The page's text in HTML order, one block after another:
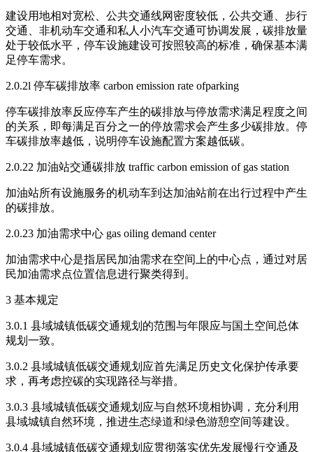
建设用地相对宽松、公共交通线网密度较低，公共交通、步行
交通、非机动车交通和私人小汽车交通可协调发展，碳排放量
处于较低水平，停车设施建设可按照较高的标准，确保基本满
足停车需求。
2.0.2l 停车碳排放率 carbon emission rate ofparking
停车碳排放率反应停车产生的碳排放与停放需求满足程度之间
的关系，即每满足百分之一的停放需求会产生多少碳排放。停
车碳排放率越低，说明停车设施配置方案越低碳。
2.0.22 加油站交通碳排放 traffic carbon emission of gas station
加油站所有设施服务的机动车到达加油站前在出行过程中产生
的碳排放。
2.0.23 加油需求中心 gas oiling demand center
加油需求中心是指居民加油需求在空间上的中心点，通过对居
民加油需求点位置信息进行聚类得到。
3 基本规定
3.0.1 县域城镇低碳交通规划的范围与年限应与国土空间总体
规划一致。
3.0.2 县域城镇低碳交通规划应首先满足历史文化保护传承要
求，再考虑控碳的实现路径与举措。
3.0.3 县域城镇低碳交通规划应与自然环境相协调，充分利用
县域城镇自然环境，推进生态绿道和绿色游憩空间等建设。
3.0.4 县域城镇低碳交通规划应贯彻落实优先发展慢行交通及